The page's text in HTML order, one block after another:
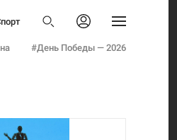
Бизнес
Мнения
#День Победы — 2026
Бизнес
Наука